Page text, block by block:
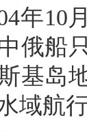
年10
俄船
基岛
域航